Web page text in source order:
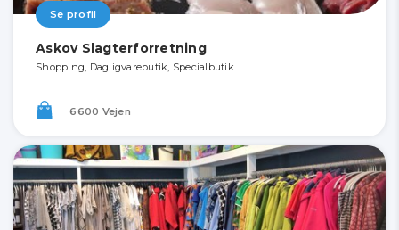
Se profil
Askov Slagterforretning
Shopping, Dagligvarebutik, Specialbutik
6600 Vejen